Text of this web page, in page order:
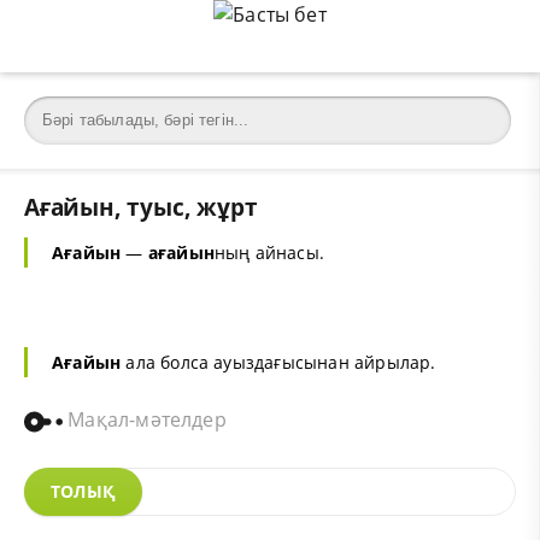
Ағайын, туыс, жұрт
Ағайын — ағайынның айнасы.
Ағайын ала болса ауыздағысынан айрылар.
Мақал-мәтелдер
ТОЛЫҚ